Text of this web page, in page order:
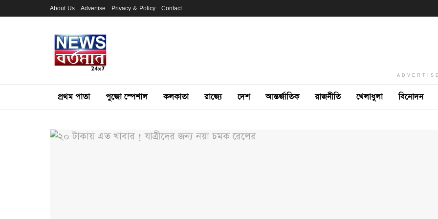
About Us Advertise Privacy & Policy Contact
প্রথম পাতা পুজো স্পেশাল কলকাতা রাজ্যে দেশ আন্তর্জাতিক রাজনীতি খেলাধুলা বিনোদন